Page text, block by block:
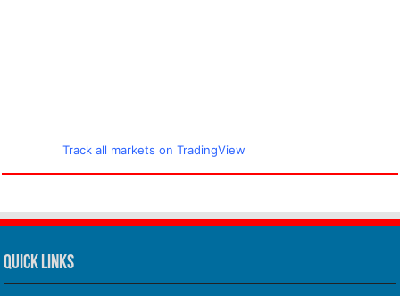
Track all markets on TradingView
Quick Links